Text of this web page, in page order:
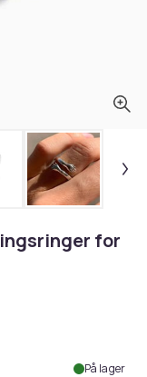
for
På lager